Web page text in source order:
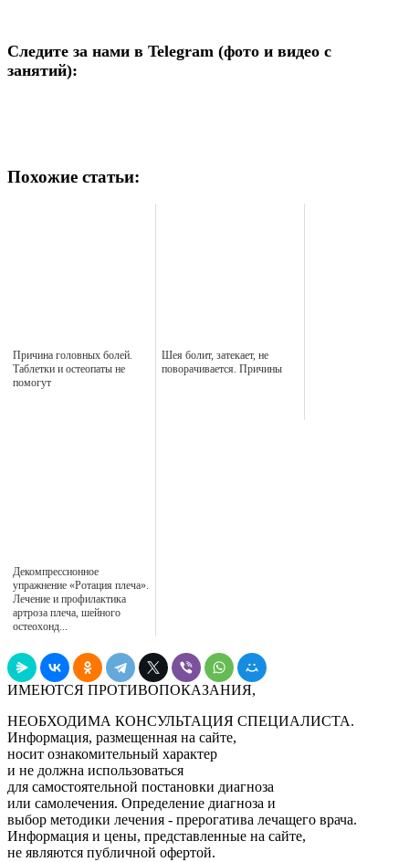
Следите за нами в Telegram (фото и видео с
занятий):
Похожие статьи:
Причина головных болей.
Таблетки и остеопаты не
помогут
Шея болит, затекает, не
поворачивается. Причины
Декомпрессионное
упражнение «Ротация плеча».
Лечение и профилактика
артроза плеча, шейного
остеохонд...
ИМЕЮТСЯ ПРОТИВОПОКАЗАНИЯ,
НЕОБХОДИМА КОНСУЛЬТАЦИЯ СПЕЦИАЛИСТА.
Информация, размещенная на сайте,
носит ознакомительный характер
и не должна использоваться
для самостоятельной постановки диагноза
или самолечения. Определение диагноза и
выбор методики лечения - прерогатива лечащего врача.
Информация и цены, представленные на сайте,
не являются публичной офертой.